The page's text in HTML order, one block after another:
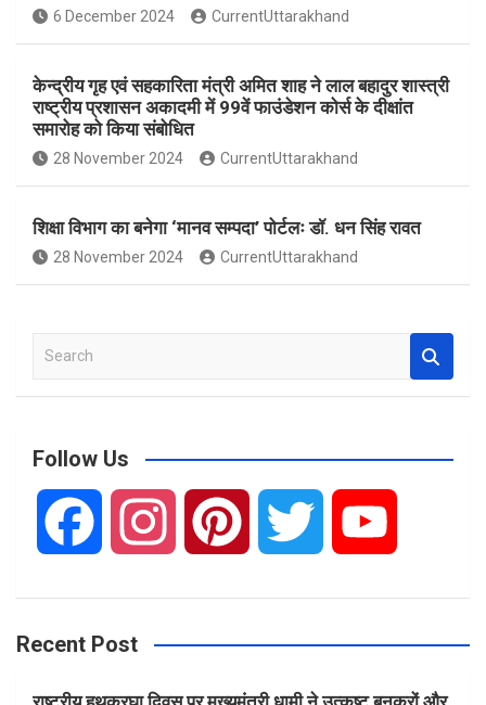
6 December 2024 CurrentUttarakhand
केन्द्रीय गृह एवं सहकारिता मंत्री अमित शाह ने लाल बहादुर शास्त्री
राष्ट्रीय प्रशासन अकादमी में 99वें फाउंडेशन कोर्स के दीक्षांत
समारोह को किया संबोधित
28 November 2024 CurrentUttarakhand
शिक्षा विभाग का बनेगा ‘मानव सम्पदा’ पोर्टलः डॉ. धन सिंह रावत
28 November 2024 CurrentUttarakhand
a
c
Follow Us
c s n i u
Recent Post